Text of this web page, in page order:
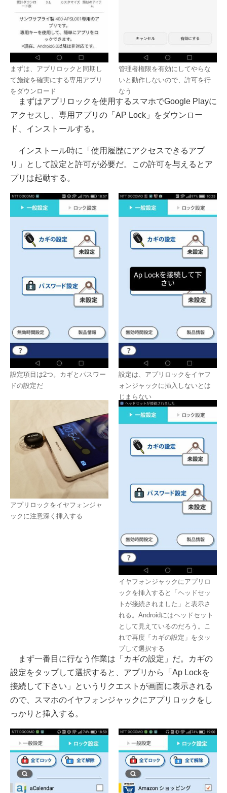
まずは、アプリロックと同期し
て施錠を確実にする専用アプリ
をダウンロード
管理者権限を有効にしてやらな
いと動作しないので、許可を行
なう
まずはアプリロックを使用するスマホでGoogle Playに
アクセスし、専用アプリの「AP Lock」をダウンロー
ド、インストールする。
インストール時に「使用履歴にアクセスできるアプ
リ」として設定と許可が必要だ。この許可を与えるとア
プリは起動する。
設定項目は2つ。カギとパスワー
ドの設定だ
設定は、アプリロックをイヤフ
ォンジャックに挿入しないとは
じまらない
アプリロックをイヤフォンジャ
ックに注意深く挿入する
イヤフォンジャックにアプリロ
ックを挿入すると「ヘッドセッ
トが接続されました」と表示さ
れる。Androidにはヘッドセット
として見えているのだろう。こ
れで再度「カギの設定」をタッ
プして選択する
まず一番目に行なう作業は「カギの設定」だ。カギの
設定をタップして選択すると、アプリから「Ap Lockを
接続して下さい」というリクエストが画面に表示される
ので、スマホのイヤフォンジャックにアプリロックをし
っかりと挿入する。